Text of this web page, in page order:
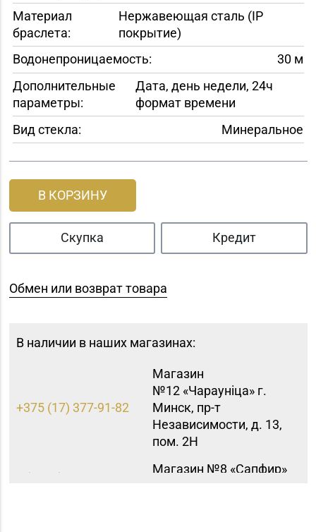
Материал
браслета:
Нержавеющая сталь (IP
покрытие)
Водонепроницаемость:
30 м
Дополнительные
параметры:
Дата, день недели, 24ч
формат времени
Вид стекла:
Минеральное
В КОРЗИНУ
Скупка Кредит
Обмен или возврат товара
В наличии в наших магазинах:
+375 (17) 377-91-82
Магазин
№12 «Чараунiца» г.
Минск, пр-т
Независимости, д. 13,
пом. 2Н
8 (0163) 67-68-03, 67-
Магазин №8 «Сапфир»